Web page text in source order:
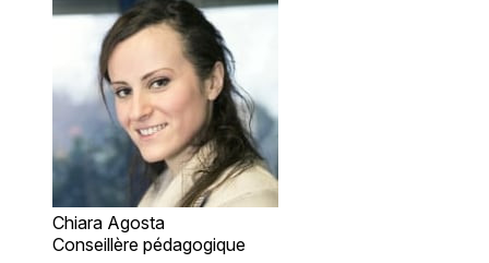
Chiara Agosta
Conseillère pédagogique